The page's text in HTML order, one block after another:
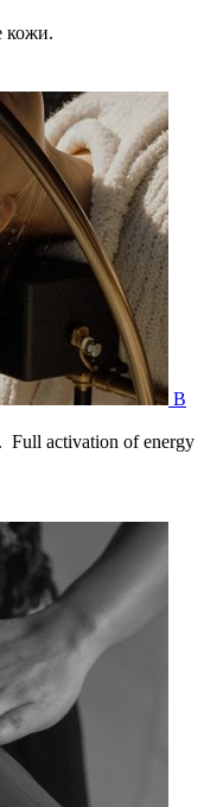
кожи.
В
Full activation of energy